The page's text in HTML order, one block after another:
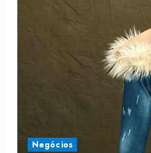
de
receita
45%
Negócios